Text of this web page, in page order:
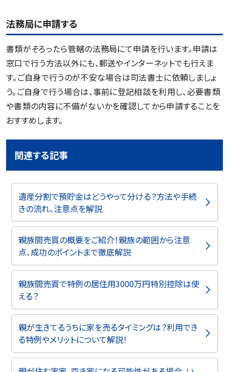
法務局に申請する
書類がそろったら管轄の法務局にて申請を行います。申請は
窓口で行う方法以外にも、郵送やインターネットでも行えま
す。ご自身で行うのが不安な場合は司法書士に依頼しましょ
う。ご自身で行う場合は、事前に登記相談を利用し、必要書類
や書類の内容に不備がないかを確認してから申請することを
おすすめします。
関連する記事
遺産分割で預貯金はどうやって分ける？方法や手続
きの流れ、注意点を解説
親族間売買の概要をご紹介！親族の範囲から注意
点、成功のポイントまで徹底解説
親族間売買で特例の居住用3000万円特別控除は使
える？
親が生きてるうちに家を売るタイミングは？利用でき
る特例やメリットについて解説！